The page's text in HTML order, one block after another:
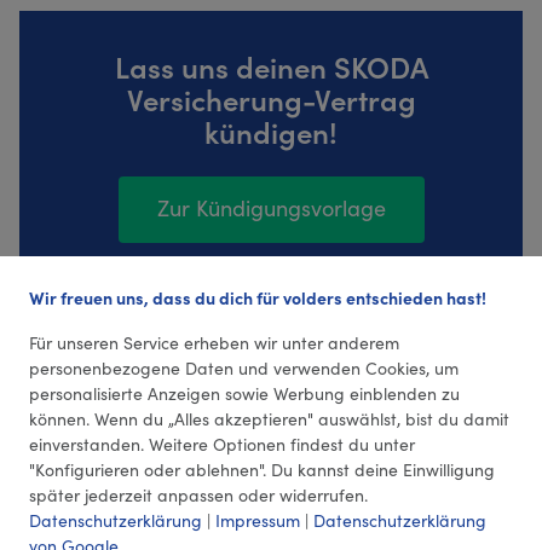
Lass uns deinen SKODA
Versicherung-Vertrag
kündigen!
Zur Kündigungsvorlage
50 Bewertungen (4,22 Durchschnitt)
Wir freuen uns, dass du dich für volders entschieden hast!
Für unseren Service erheben wir unter anderem
personenbezogene Daten und verwenden Cookies, um
personalisierte Anzeigen sowie Werbung einblenden zu
können. Wenn du „Alles akzeptieren" auswählst, bist du damit
einverstanden. Weitere Optionen findest du unter
"Konfigurieren oder ablehnen". Du kannst deine Einwilligung
später jederzeit anpassen oder widerrufen.
Datenschutzerklärung | Impressum | Datenschutzerklärung
von Google